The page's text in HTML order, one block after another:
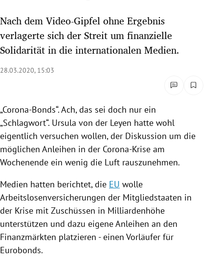
Untermenü
Untermenü
Untermenü
Untermenü
Untermenü
Untermenü
Untermenü
Nach dem Video-Gipfel ohne Ergebnis
verlagerte sich der Streit um finanzielle
Solidarität in die internationalen Medien.
28.03.2020, 15:03
„Corona-Bonds“. Ach, das sei doch nur ein
„Schlagwort“. Ursula von der Leyen hatte wohl
eigentlich versuchen wollen, der Diskussion um die
möglichen Anleihen in der Corona-Krise am
Wochenende ein wenig die Luft rauszunehmen.
Medien hatten berichtet, die EU wolle
Arbeitslosenversicherungen der Mitgliedstaaten in
der Krise mit Zuschüssen in Milliardenhöhe
unterstützen und dazu eigene Anleihen an den
Finanzmärkten platzieren - einen Vorläufer für
Eurobonds.